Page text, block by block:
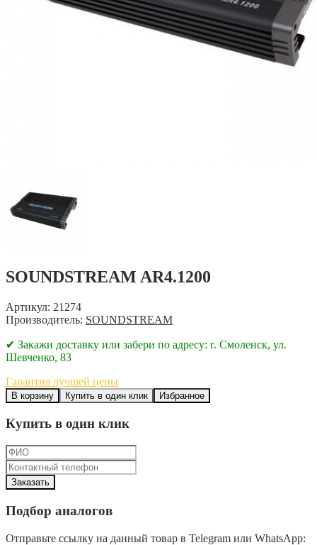
SOUNDSTREAM AR4.1200
Артикул: 21274
Производитель: SOUNDSTREAM
✔ Закажи доставку или забери по адресу: г. Смоленск, ул.
Шевченко, 83
Гарантия лучшей цены
В корзину Купить в один клик Избранное
Купить в один клик
Подбор аналогов
Отправьте ссылку на данный товар в Telegram или WhatsApp: